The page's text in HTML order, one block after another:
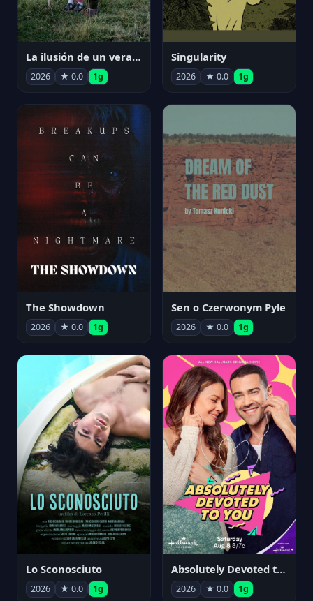
La ilusión de un verano sin fin
2026 ★ 0.0 1g
Singularity
2026 ★ 0.0 1g
The Showdown
2026 ★ 0.0 1g
Sen o Czerwonym Pyle
2026 ★ 0.0 1g
Lo Sconosciuto
2026 ★ 0.0 1g
Absolutely Devoted to You
2026 ★ 0.0 1g